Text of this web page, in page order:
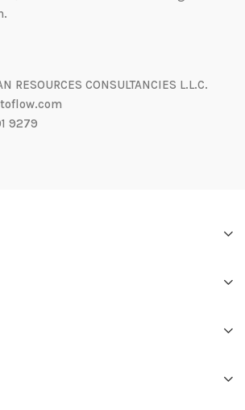
RESOURCES CONSULTANCIES L.L.C.
9279